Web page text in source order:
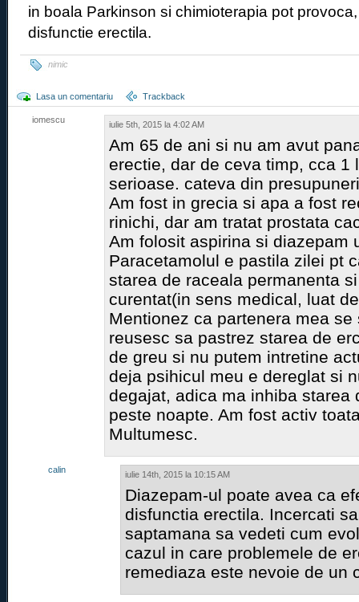
in boala Parkinson si chimioterapia pot
disfunctie erectila.
nimic
Lasa un comentariu Trackback
iomescu iulie 5th, 2015 la 4:02 AM
Am 65 de ani si nu am avut
erectie, dar de ceva timp, cca 1
serioase. cateva din
Am fost in grecia si apa a fost
rinichi, dar am tratat prostata
Am folosit aspirina si diazepam
Paracetamolul e pastila zilei pt
starea de raceala permanenta
curentat(in sens medical, luat
Mentionez ca partenera mea
reusesc sa pastrez starea de
de greu si nu putem intretine
deja psihicul meu e dereglat si
degajat, adica ma inhiba starea
peste noapte. Am fost activ
Multumesc.
calin iulie 14th, 2015 la 10:15 AM
Diazepam-ul poate avea ca
disfunctia erectila. Incercati
saptamana sa vedeti cum
cazul in care problemele de
remediaza este nevoie de un